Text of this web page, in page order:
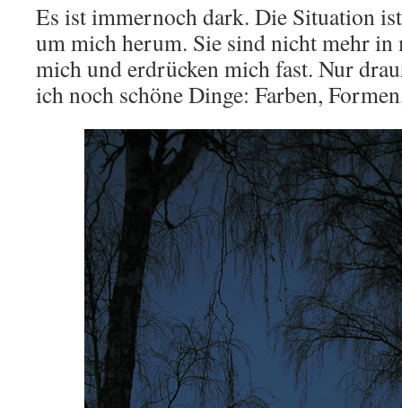
Es ist immernoch dark. Die Situation
um mich herum. Sie sind nicht mehr in
mich und erdrücken mich fast. Nur
ich noch schöne Dinge: Farben,